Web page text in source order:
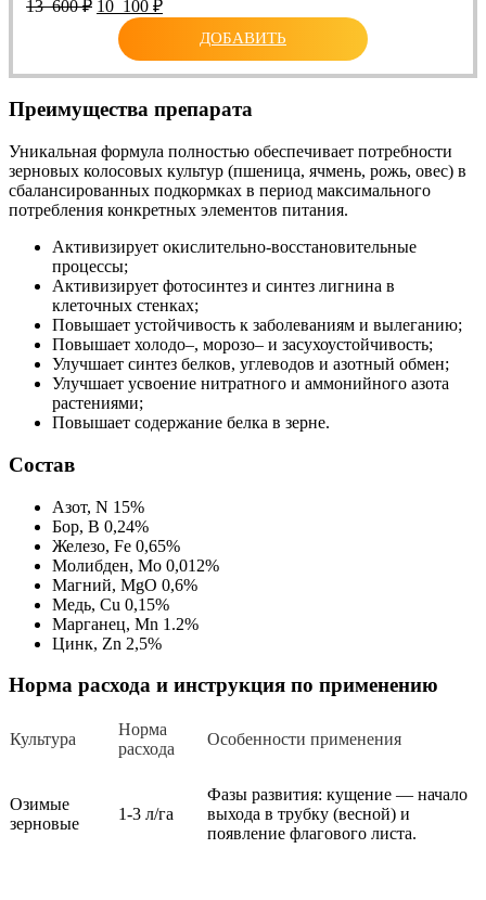
13 600₽
цена
составляла
600 ₽.
10 100 ₽
цена:
100 ₽.
ДОБАВИТЬ
Преимущества препарата
Уникальная формула полностью обеспечивает потребности
зерновых колосовых культур (пшеница, ячмень, рожь, овес) в
сбалансированных подкормках в период максимального
потребления конкретных элементов питания.
Активизирует окислительно-восстановительные
процессы;
Активизирует фотосинтез и синтез лигнина в
клеточных стенках;
Повышает устойчивость к заболеваниям и вылеганию;
Повышает холодо–, морозо– и засухоустойчивость;
Улучшает синтез белков, углеводов и азотный обмен;
Улучшает усвоение нитратного и аммонийного азота
растениями;
Повышает содержание белка в зерне.
Состав
Азот, N 15%
Бор, B 0,24%
Железо, Fe 0,65%
Молибден, Mo 0,012%
Магний, MgO 0,6%
Медь, Cu 0,15%
Марганец, Mn 1.2%
Цинк, Zn 2,5%
Норма расхода и инструкция по применению
Культура
Норма
расхода
Особенности применения
Озимые
зерновые
1-3 л/га
Фазы развития: кущение — начало
выхода в трубку (весной) и
появление флагового листа.